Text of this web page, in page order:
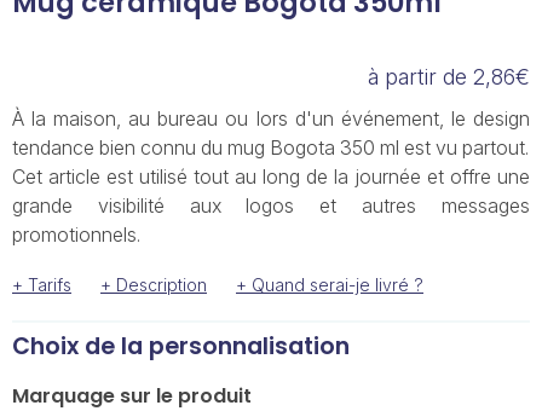
à partir de 2,86€
À la maison, au bureau ou lors d'un événement, le design
tendance bien connu du mug Bogota 350 ml est vu partout.
Cet article est utilisé tout au long de la journée et offre une
grande visibilité aux logos et autres messages
promotionnels.
+ Tarifs + Description + Quand serai-je livré ?
Choix de la personnalisation
Marquage sur le produit